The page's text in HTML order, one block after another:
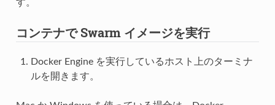
す。
コンテナで Swarm イメージを実行
Docker Engine を実行しているホスト上のターミナ
ルを開きます。